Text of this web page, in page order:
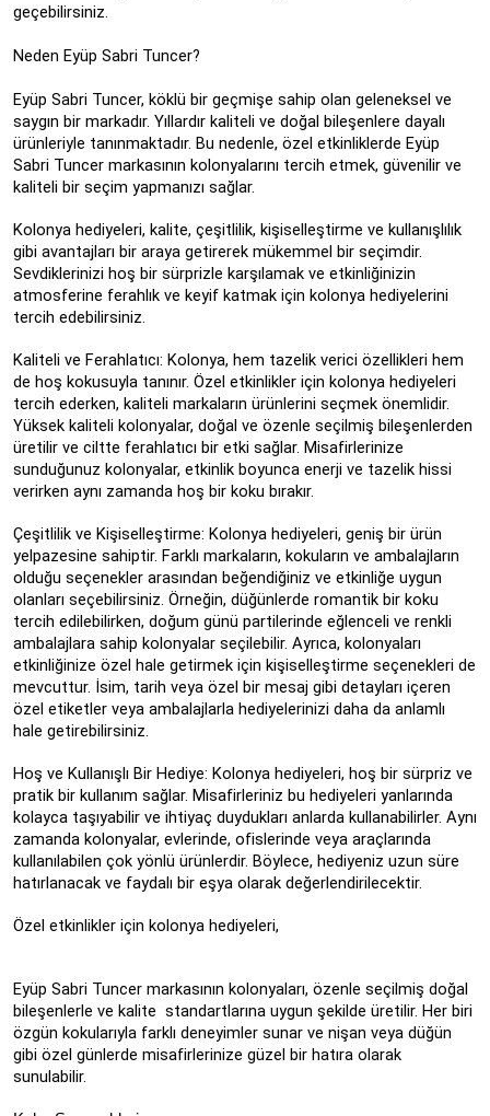
geçebilirsiniz.
Neden Eyüp Sabri Tuncer?
Eyüp Sabri Tuncer, köklü bir geçmişe sahip olan geleneksel ve
saygın bir markadır. Yıllardır kaliteli ve doğal bileşenlere dayalı
ürünleriyle tanınmaktadır. Bu nedenle, özel etkinliklerde Eyüp
Sabri Tuncer markasının kolonyalarını tercih etmek, güvenilir ve
kaliteli bir seçim yapmanızı sağlar.
Kolonya hediyeleri, kalite, çeşitlilik, kişiselleştirme ve kullanışlılık
gibi avantajları bir araya getirerek mükemmel bir seçimdir.
Sevdiklerinizi hoş bir sürprizle karşılamak ve etkinliğinizin
atmosferine ferahlık ve keyif katmak için kolonya hediyelerini
tercih edebilirsiniz.
Kaliteli ve Ferahlatıcı: Kolonya, hem tazelik verici özellikleri hem
de hoş kokusuyla tanınır. Özel etkinlikler için kolonya hediyeleri
tercih ederken, kaliteli markaların ürünlerini seçmek önemlidir.
Yüksek kaliteli kolonyalar, doğal ve özenle seçilmiş bileşenlerden
üretilir ve ciltte ferahlatıcı bir etki sağlar. Misafirlerinize
sunduğunuz kolonyalar, etkinlik boyunca enerji ve tazelik hissi
verirken aynı zamanda hoş bir koku bırakır.
Çeşitlilik ve Kişiselleştirme: Kolonya hediyeleri, geniş bir ürün
yelpazesine sahiptir. Farklı markaların, kokuların ve ambalajların
olduğu seçenekler arasından beğendiğiniz ve etkinliğe uygun
olanları seçebilirsiniz. Örneğin, düğünlerde romantik bir koku
tercih edilebilirken, doğum günü partilerinde eğlenceli ve renkli
ambalajlara sahip kolonyalar seçilebilir. Ayrıca, kolonyaları
etkinliğinize özel hale getirmek için kişiselleştirme seçenekleri de
mevcuttur. İsim, tarih veya özel bir mesaj gibi detayları içeren
özel etiketler veya ambalajlarla hediyelerinizi daha da anlamlı
hale getirebilirsiniz.
Hoş ve Kullanışlı Bir Hediye: Kolonya hediyeleri, hoş bir sürpriz ve
pratik bir kullanım sağlar. Misafirleriniz bu hediyeleri yanlarında
kolayca taşıyabilir ve ihtiyaç duydukları anlarda kullanabilirler. Aynı
zamanda kolonyalar, evlerinde, ofislerinde veya araçlarında
kullanılabilen çok yönlü ürünlerdir. Böylece, hediyeniz uzun süre
hatırlanacak ve faydalı bir eşya olarak değerlendirilecektir.
Özel etkinlikler için kolonya hediyeleri,
Eyüp Sabri Tuncer markasının kolonyaları, özenle seçilmiş doğal
bileşenlerle ve kalite standartlarına uygun şekilde üretilir. Her biri
özgün kokularıyla farklı deneyimler sunar ve nişan veya düğün
gibi özel günlerde misafirlerinize güzel bir hatıra olarak
sunulabilir.